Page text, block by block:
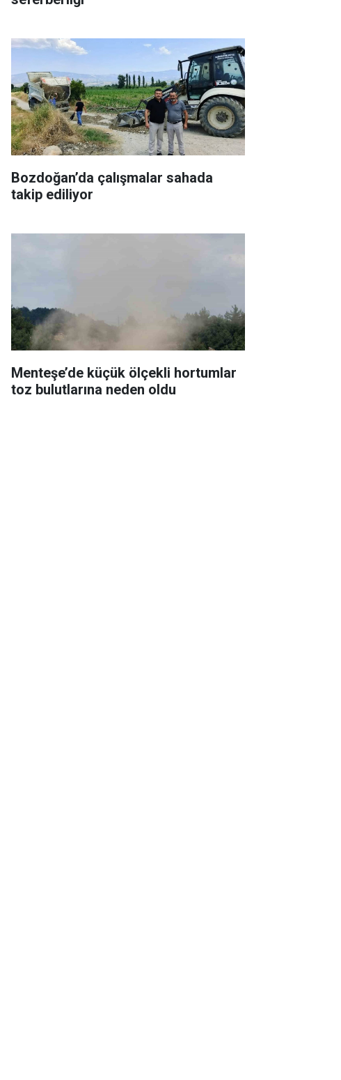
Bozdoğan’da çalışmalar sahada
takip ediliyor
Menteşe’de küçük ölçekli hortumlar
toz bulutlarına neden oldu